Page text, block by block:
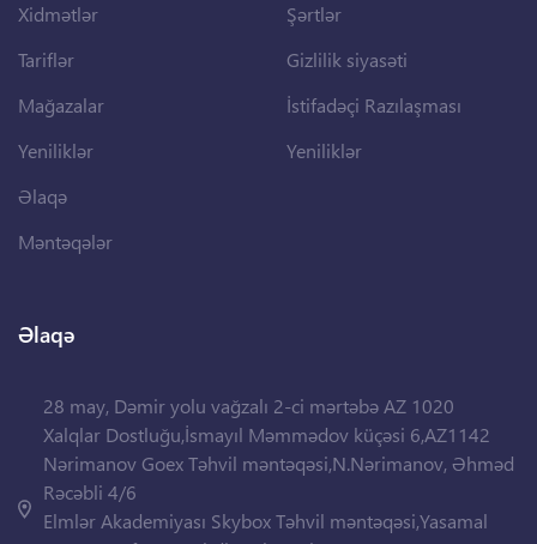
Xidmətlər
Tariflər
Mağazalar
Yeniliklər
Əlaqə
Məntəqələr
Şərtlər
Gizlilik siyasəti
İstifadəçi Razılaşması
Yeniliklər
Əlaqə
28 may, Dəmir yolu vağzalı 2-ci mərtəbə AZ 1020
Xalqlar Dostluğu,İsmayıl Məmmədov küçəsi 6,AZ1142
Nərimanov Goex Təhvil məntəqəsi,N.Nərimanov, Əhməd
Rəcəbli 4/6
Elmlər Akademiyası Skybox Təhvil məntəqəsi,Yasamal